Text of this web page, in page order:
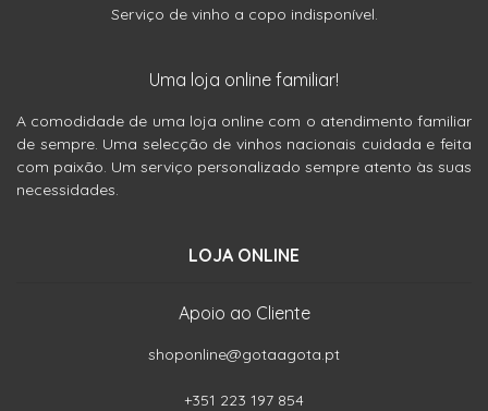
Serviço de vinho a copo indisponível.
Uma loja online familiar!
A comodidade de uma loja online com o atendimento familiar
de sempre. Uma selecção de vinhos nacionais cuidada e feita
com paixão. Um serviço personalizado sempre atento às suas
necessidades.
LOJA ONLINE
Apoio ao Cliente
shoponline@gotaagota.pt
+351 223 197 854